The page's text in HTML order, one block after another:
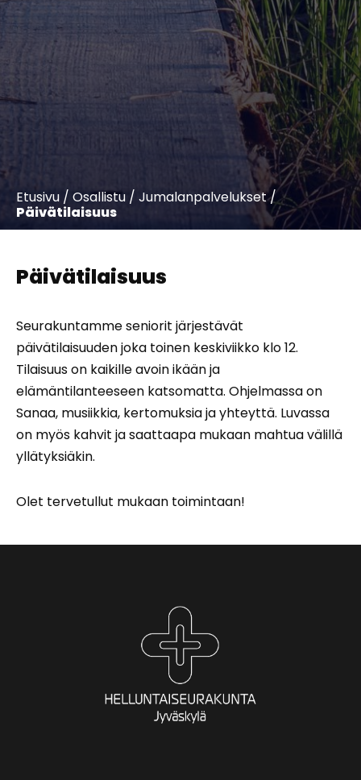
Etusivu / Osallistu / Jumalanpalvelukset/
Päivätilaisuus
Päivätilaisuus
Seurakuntamme seniorit järjestävät
päivätilaisuuden joka toinen keskiviikko klo 12.
Tilaisuus on kaikille avoin ikään ja
elämäntilanteeseen katsomatta. Ohjelmassa on
Sanaa, musiikkia, kertomuksia ja yhteyttä. Luvassa
on myös kahvit ja saattaapa mukaan mahtua välillä
yllätyksiäkin.
Olet tervetullut mukaan toimintaan!